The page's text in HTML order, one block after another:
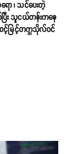
ာ ၊ သင်ပေးတဲ့
ြီး သူငယ်တန်းကနေ
ဆင့်မြင့်တက္ကသိုလ်ဝင်